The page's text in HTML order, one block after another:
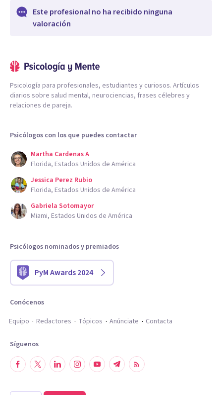
Este profesional no ha recibido ninguna
valoración
Psicología para profesionales, estudiantes y curiosos. Artículos
diarios sobre salud mental, neurociencias, frases célebres y
relaciones de pareja.
Psicólogos con los que puedes contactar
Martha Cardenas A
Florida, Estados Unidos de América
Jessica Perez Rubio
Florida, Estados Unidos de América
Gabriela Sotomayor
Miami, Estados Unidos de América
Psicólogos nominados y premiados
PyM Awards 2024
Conócenos
Equipo
Redactores Tópicos Anúnciate Contacta
Síguenos